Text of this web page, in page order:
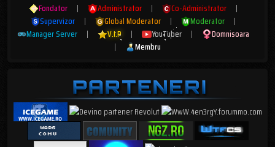
Fondator | Administrator | Co-Administrator
|
Supervizor
| Global Moderator | Moderator
|
Manager Server
| V.I.P | YouTuber |
Domnisoara
|
Membru